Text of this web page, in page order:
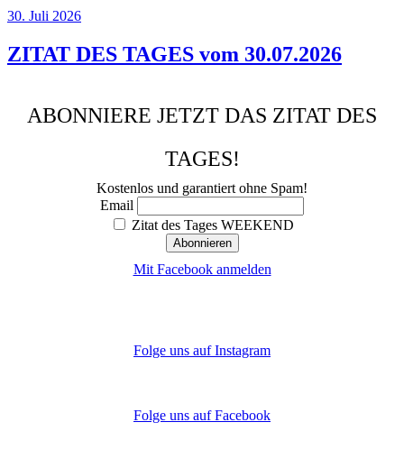
30. Juli 2026
ZITAT DES TAGES vom 30.07.2026
ABONNIERE JETZT DAS ZITAT DES
TAGES!
Kostenlos und garantiert ohne Spam!
Email
Zitat des Tages WEEKEND
Mit Facebook anmelden
Folge uns auf Instagram
Folge uns auf Facebook